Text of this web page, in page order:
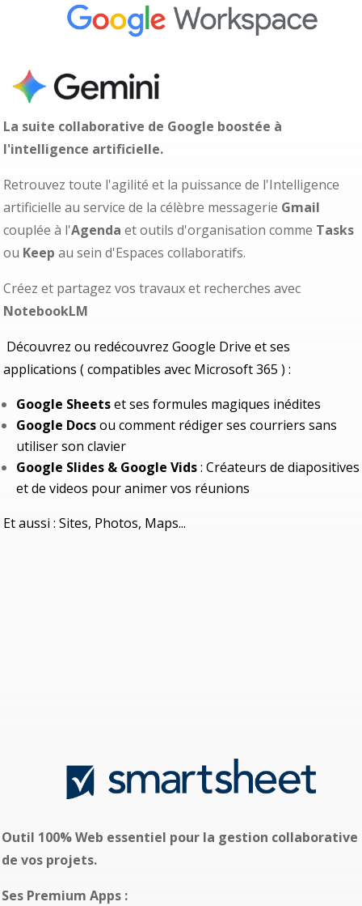
La suite collaborative de Google boostée à
l'intelligence artificielle.
Retrouvez toute l'agilité et la puissance de l'Intelligence
artificielle au service de la célèbre messagerie Gmail
couplée à l'Agenda et outils d'organisation comme Tasks
ou Keep au sein d'Espaces collaboratifs.
Créez et partagez vos travaux et recherches avec
NotebookLM
Découvrez ou redécouvrez Google Drive et ses
applications ( compatibles avec Microsoft 365 ) :
Google Sheetset ses formules magiques inédites
Google Docsou comment rédiger ses courriers sans
utiliser son clavier
Google Slides & Google Vids: Créateurs de diapositives
et de videos pour animer vos réunions
Et aussi : Sites, Photos, Maps...
Outil 100% Web essentiel pour la gestion collaborative
de vos projets.
Ses Premium Apps :